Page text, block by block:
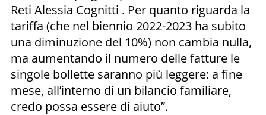
Reti Alessia Cognitti . Per quanto riguarda la
tariffa (che nel biennio 2022-2023 ha subito
una diminuzione del 10%) non cambia nulla,
ma aumentando il numero delle fatture le
singole bollette saranno più leggere: a fine
mese, all’interno di un bilancio familiare,
credo possa essere di aiuto”.